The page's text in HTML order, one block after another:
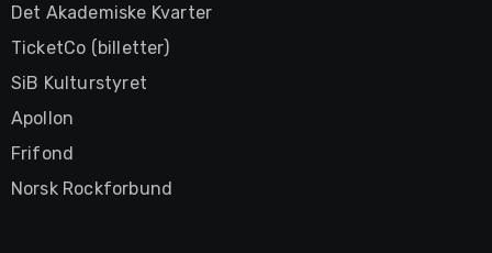
Det Akademiske Kvarter
TicketCo (billetter)
SiB Kulturstyret
Apollon
Frifond
Norsk Rockforbund